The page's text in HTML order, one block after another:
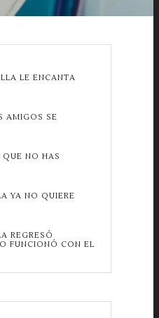
LE ENCANTA
AMIGOS SE
NO HAS
YA NO QUIERE
REGRESÓ
FUNCIONÓ CON EL